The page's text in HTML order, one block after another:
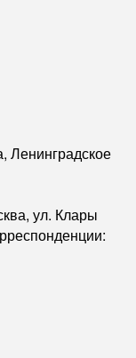
Ленинградское
ул. Клары